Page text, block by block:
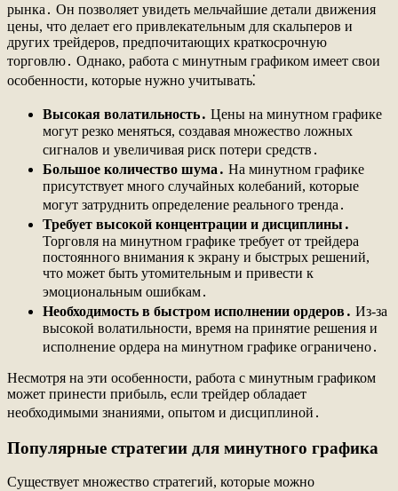
рынка․ Он позволяет увидеть мельчайшие детали движения
цены, что делает его привлекательным для скальперов и
других трейдеров, предпочитающих краткосрочную
торговлю․ Однако, работа с минутным графиком имеет свои
особенности, которые нужно учитывать⁚
Высокая волатильность․ Цены на минутном графике
могут резко меняться, создавая множество ложных
сигналов и увеличивая риск потери средств․
Большое количество шума․ На минутном графике
присутствует много случайных колебаний, которые
могут затруднить определение реального тренда․
Требует высокой концентрации и дисциплины․
Торговля на минутном графике требует от трейдера
постоянного внимания к экрану и быстрых решений,
что может быть утомительным и привести к
эмоциональным ошибкам․
Необходимость в быстром исполнении ордеров․ Из-за
высокой волатильности, время на принятие решения и
исполнение ордера на минутном графике ограничено․
Несмотря на эти особенности, работа с минутным графиком
может принести прибыль, если трейдер обладает
необходимыми знаниями, опытом и дисциплиной․
Популярные стратегии для минутного графика
Существует множество стратегий, которые можно